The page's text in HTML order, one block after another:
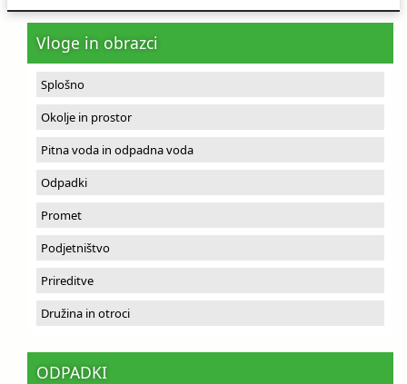
Vloge in obrazci
Splošno
Okolje in prostor
Pitna voda in odpadna voda
Odpadki
Promet
Podjetništvo
Prireditve
Družina in otroci
ODPADKI